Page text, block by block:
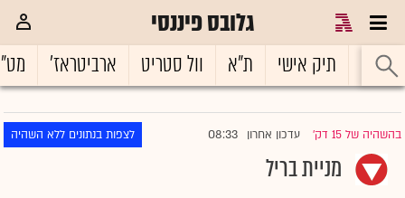
גלובס פיננסי
ראשי תיק אישי ת"א וול סטריט ארביטראז'
בהשהיה של 15 דק' |עדכון אחרון 08:33 לצפות בנתונים ללא השהיה
מניית בריל